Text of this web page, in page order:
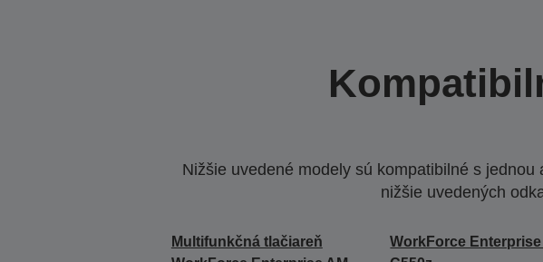
Nižšie uvedené modely sú kompatibilné s
nižšie uvedených
Multifunkčná tlačiareň
WorkForce Enterprise